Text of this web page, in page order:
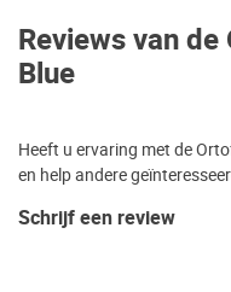
Reviews van
Blue
Heeft u ervaring met de
en help andere
Schrijf een review